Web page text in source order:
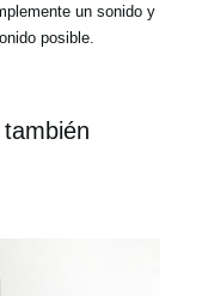
un sonido y
posible.